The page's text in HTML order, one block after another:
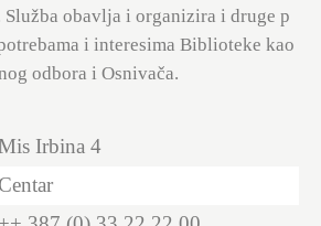
obavlja i organizira i druge p
i interesima Biblioteke kao
odbora i Osnivača.
Irbina 4